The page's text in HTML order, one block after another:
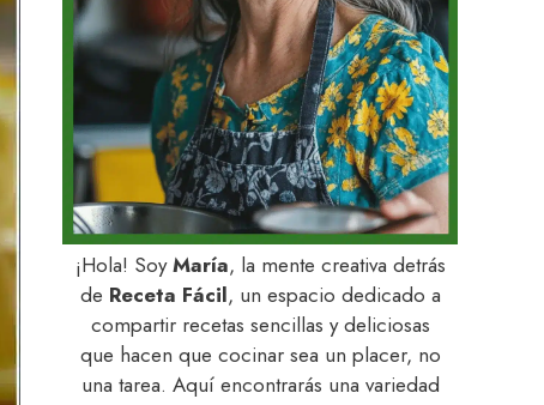
¡Hola! SoyMaría, la mente creativa detrás
de Receta Fácil, un espacio dedicado a
compartir recetas sencillas y deliciosas
que hacen que cocinar sea un placer, no
una tarea. Aquí encontrarás una variedad